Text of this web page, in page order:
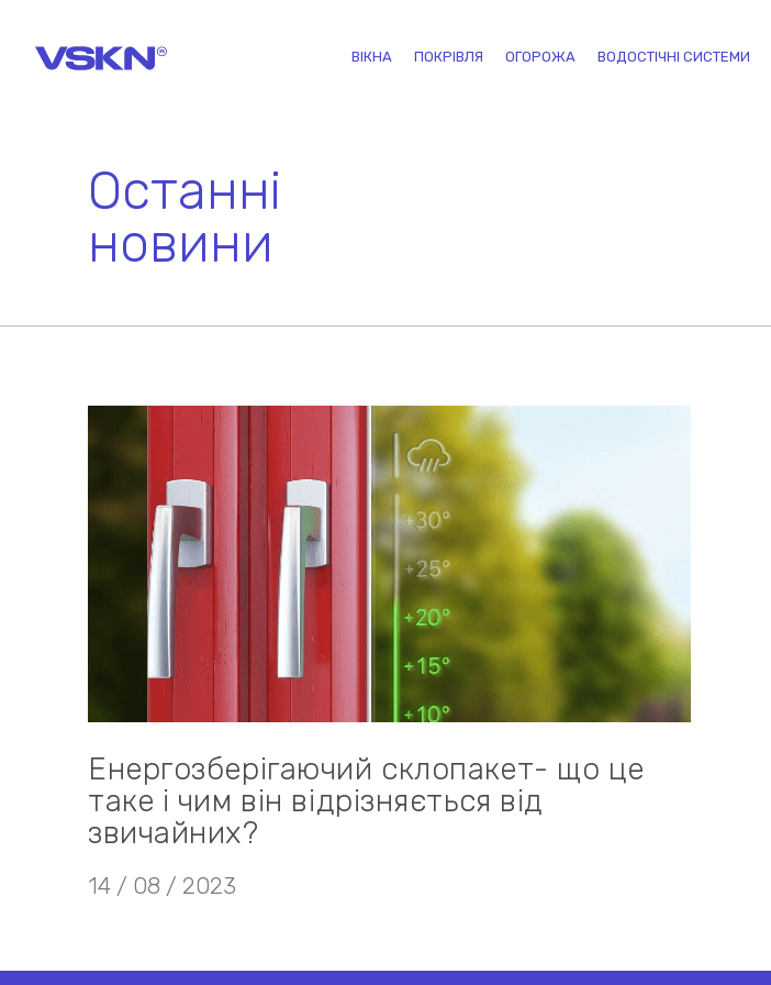
ВІКНА ПОКРІВЛЯ ОГОРОЖА ВОДОСТІЧНІ СИСТЕМИ
Останні
новини
Енергозберігаючий склопакет- що це
таке і чим він відрізняється від
звичайних?
14 / 08 / 2023